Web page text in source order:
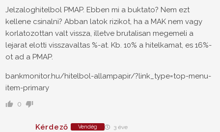
Jelzaloghitelbol PMAP. Ebben mi a buktato? Nem ezt
kellene csinalni? Abban latok rizikot, ha a MAK nem vagy
korlatozottan valt vissza, illetve brutalisan megemeli a
lejarat elotti visszavaltas %-at. Kb. 10% a hitelkamat, es 16%-
ot ad a PMAP.
bankmonitor.hu/hitelbol-allampapir/?link_type=top-menu-
item-primary
0
Kérdező Vendég 3 éve